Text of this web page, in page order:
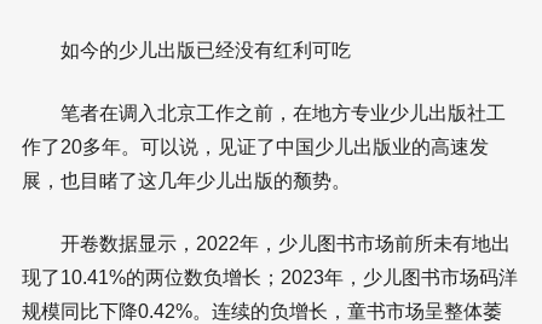
如今的少儿出版已经没有红利可吃
笔者在调入北京工作之前，在地方专业少儿出版社工
作了20多年。可以说，见证了中国少儿出版业的高速发
展，也目睹了这几年少儿出版的颓势。
开卷数据显示，2022年，少儿图书市场前所未有地出
现了10.41%的两位数负增长；2023年，少儿图书市场码洋
规模同比下降0.42%。连续的负增长，童书市场呈整体萎